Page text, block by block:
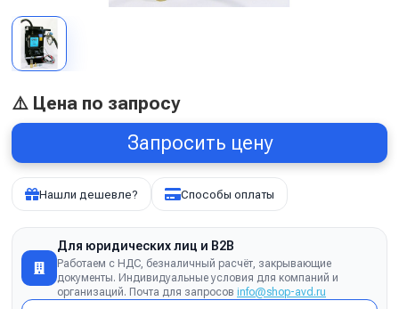
⚠️ Цена по запросу
Запросить цену
Нашли дешевле? Способы оплаты
Для юридических лиц и B2B
Работаем с НДС, безналичный расчёт, закрывающие
документы. Индивидуальные условия для компаний и
организаций. Почта для запросов info@shop-avd.ru